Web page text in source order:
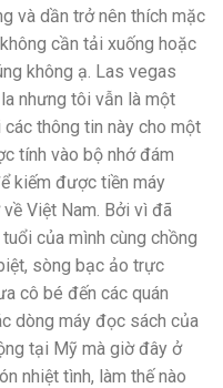
và dần trở nên thích mặc
cần tải xuống hoặc
không ạ. Las vegas
nhưng tôi vẫn là một
thông tin này cho một
tính vào bộ nhớ đám
kiếm được tiền máy
Việt Nam. Bởi vì đã
của mình cùng chồng
sòng bạc ảo trực
cô bé đến các quán
dòng máy đọc sách của
tại Mỹ mà giờ đây ở
nhiệt tình, làm thế nào